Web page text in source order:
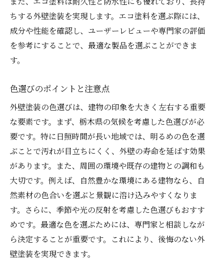
ちする外壁塗装を実現します。エコ塗料を選ぶ際には、
成分や性能を確認し、ユーザーレビューや専門家の評価
を参考にすることで、最適な製品を選ぶことができま
す。
色選びのポイントと注意点
外壁塗装の色選びは、建物の印象を大きく左右する重要
な要素です。まず、栃木県の気候を考慮した色選びが必
要です。特に日照時間が長い地域では、明るめの色を選
ぶことで汚れが目立ちにくく、外壁の寿命を延ばす効果
があります。また、周囲の環境や既存の建物との調和も
大切です。例えば、自然豊かな環境にある建物なら、自
然素材の色合いを選ぶと景観に溶け込みやすくなりま
す。さらに、季節や光の反射を考慮した色選びもおすす
めです。最適な色を選ぶためには、専門家と相談しなが
ら決定することが重要です。これにより、後悔のない外
壁塗装を実現できます。